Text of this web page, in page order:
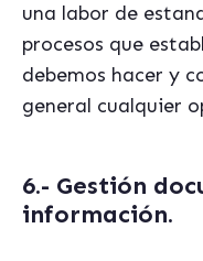
una labor de
procesos que
debemos hacer y
general cualquier
6.- Gestión
información.